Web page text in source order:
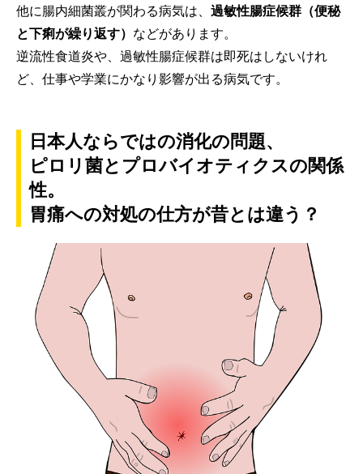
他に腸内細菌叢が関わる病気は、 過敏性腸症候群（便秘
と下痢が繰り返す） などがあります。
逆流性食道炎や、過敏性腸症候群は即死はしないけれ
ど、仕事や学業にかなり影響が出る病気です。
日本人ならではの消化の問題、
ピロリ菌とプロバイオティクスの関係
性。
胃痛への対処の仕方が昔とは違う？